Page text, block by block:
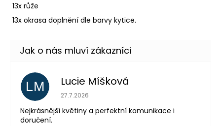
13x růže
13x okrasa doplnění dle barvy kytice.
LM Lucie Míšková
Hodnocení obchodu je 5 z 5 hvězdiček.
27.7.2026
Nejkrásnější květiny a perfektní komunikace i
doručení.